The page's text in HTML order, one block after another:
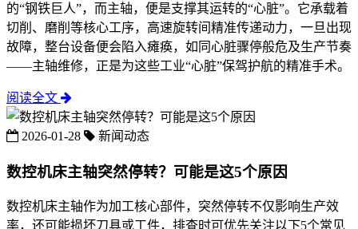
的“钢铁巨人”，而主轴，便是支撑其运转的“心脏”。它承载着
切削、磨削等核心工序，高速旋转间精准传递动力，一旦出现
故障，整台设备便会陷入瘫痪，如同心脏骤停般危及生产节奏
——主轴维修，正是为这些工业“心脏”保驾护航的精准手术。
阅读全文
2026-01-28 新闻动态
数控机床主轴突然停转？可能是这5个原因
数控机床主轴作为加工核心部件，突然停转不仅影响生产效
率，还可能损坏刀具或工件，排查时可优先关注以下5个常见